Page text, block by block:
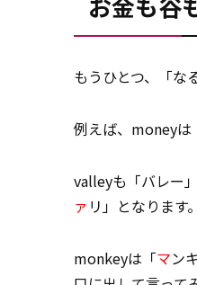
もうひとつ、「な
例えば、moneyは
valleyも「バレー
ァ リ」となります。
monkeyは「マン